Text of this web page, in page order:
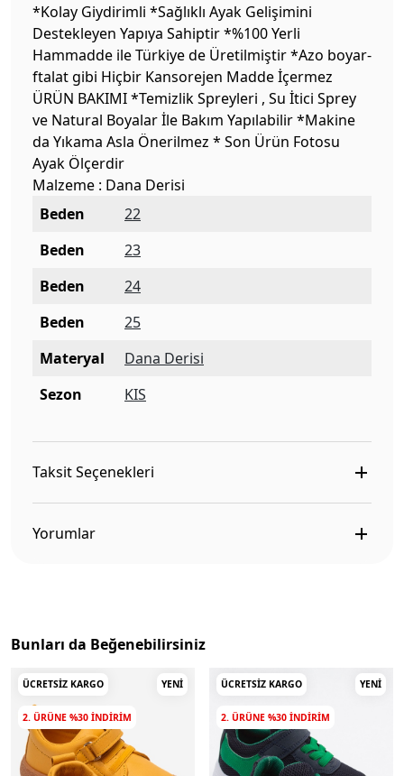
*Kolay Giydirimli *Sağlıklı Ayak Gelişimini
Destekleyen Yapıya Sahiptir *%100 Yerli
Hammadde ile Türkiye de Üretilmiştir *Azo boyar-
ftalat gibi Hiçbir Kansorejen Madde İçermez
ÜRÜN BAKIMI *Temizlik Spreyleri , Su İtici Sprey
ve Natural Boyalar İle Bakım Yapılabilir *Makine
da Yıkama Asla Önerilmez * Son Ürün Fotosu
Ayak Ölçerdir
Malzeme : Dana Derisi
Beden
22
Beden
23
Beden
24
Beden
25
Materyal
Dana Derisi
Sezon
KIS
Taksit Seçenekleri
Yorumlar
Bunları da Beğenebilirsiniz
ÜCRETSIZ KARGO YENI
2. ÜRÜNE %30 INDIRIM
ÜCRETSIZ KARGO YENI
2. ÜRÜNE %30 INDIRIM